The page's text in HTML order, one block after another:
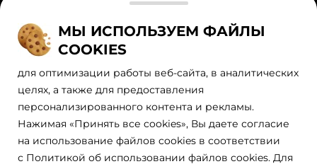
Наши официальные партнеры
МЫ ИСПОЛЬЗУЕМ ФАЙЛЫ
COOKIES
для оптимизации работы веб-сайта, в аналитических
целях, а также для предоставления
персонализированного контента и рекламы.
Нажимая «Принять все cookies», Вы даете согласие
на использование файлов cookies в соответствии
с Политикой об использовании файлов cookies. Для